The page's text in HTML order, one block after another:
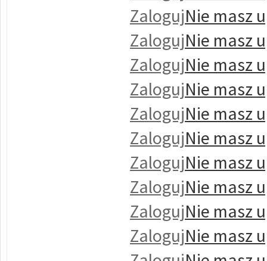
ZalogujNie masz
ZalogujNie masz
ZalogujNie masz
ZalogujNie masz
ZalogujNie masz
ZalogujNie masz
ZalogujNie masz
ZalogujNie masz
ZalogujNie masz
ZalogujNie masz